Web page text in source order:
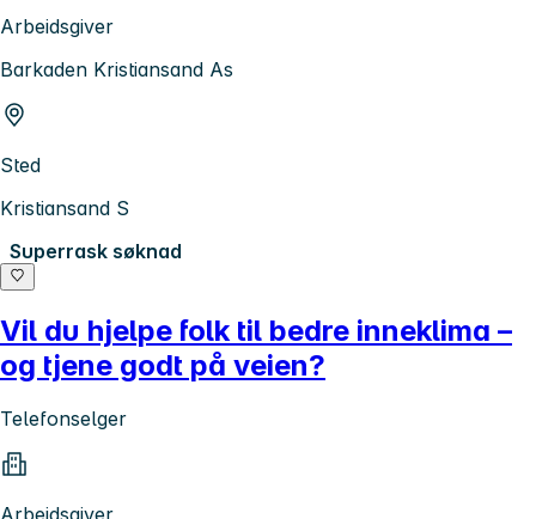
Arbeidsgiver
Barkaden Kristiansand As
Sted
Kristiansand S
Superrask søknad
Vil du hjelpe folk til bedre inneklima –
og tjene godt på veien?
Telefonselger